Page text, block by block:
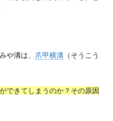
や溝は、 爪甲横溝 （そうこう
できてしまうのか？その原因